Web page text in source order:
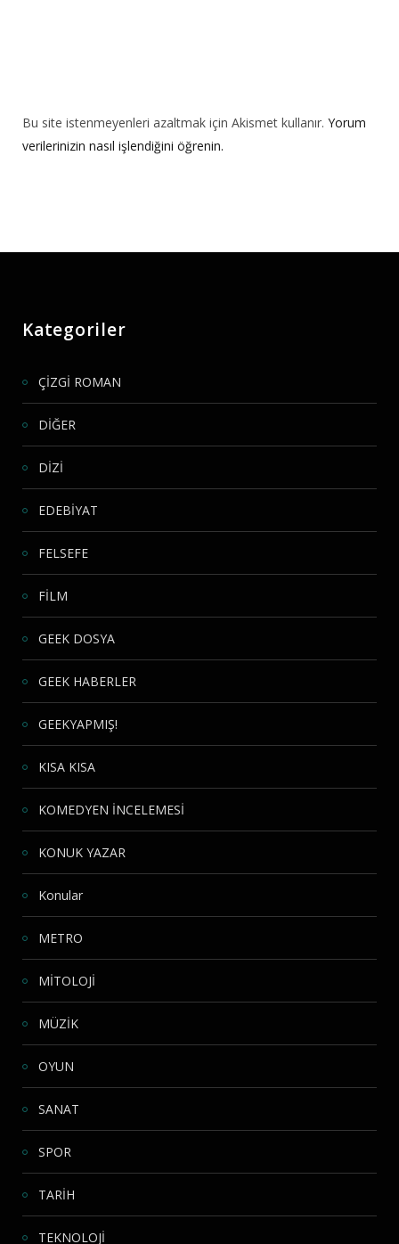
Bu site istenmeyenleri azaltmak için Akismet kullanır. Yorum
verilerinizin nasıl işlendiğini öğrenin.
Kategoriler
ÇİZGİ ROMAN
DİĞER
DİZİ
EDEBİYAT
FELSEFE
FİLM
GEEK DOSYA
GEEK HABERLER
GEEKYAPMIŞ!
KISA KISA
KOMEDYEN İNCELEMESİ
KONUK YAZAR
Konular
METRO
MİTOLOJİ
MÜZİK
OYUN
SANAT
SPOR
TARİH
TEKNOLOJİ